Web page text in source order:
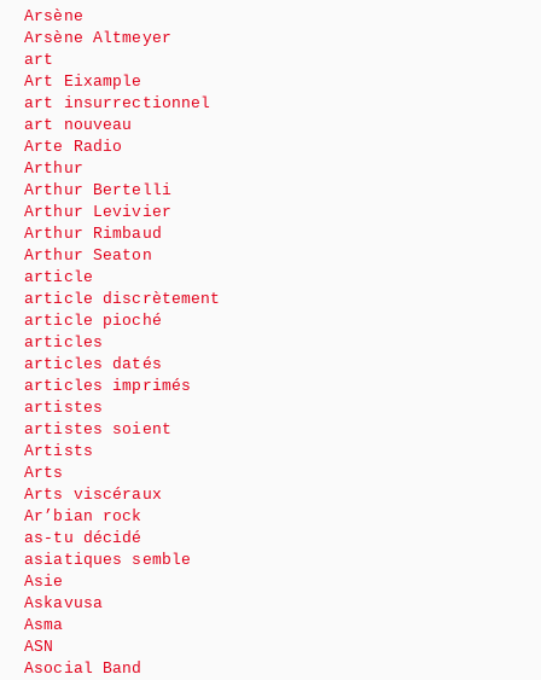
Arsène
Arsène Altmeyer
art
Art Eixample
art insurrectionnel
art nouveau
Arte Radio
Arthur
Arthur Bertelli
Arthur Levivier
Arthur Rimbaud
Arthur Seaton
article
article discrètement
article pioché
articles
articles datés
articles imprimés
artistes
artistes soient
Artists
Arts
Arts viscéraux
Ar’bian rock
as-tu décidé
asiatiques semble
Asie
Askavusa
Asma
ASN
Asocial Band